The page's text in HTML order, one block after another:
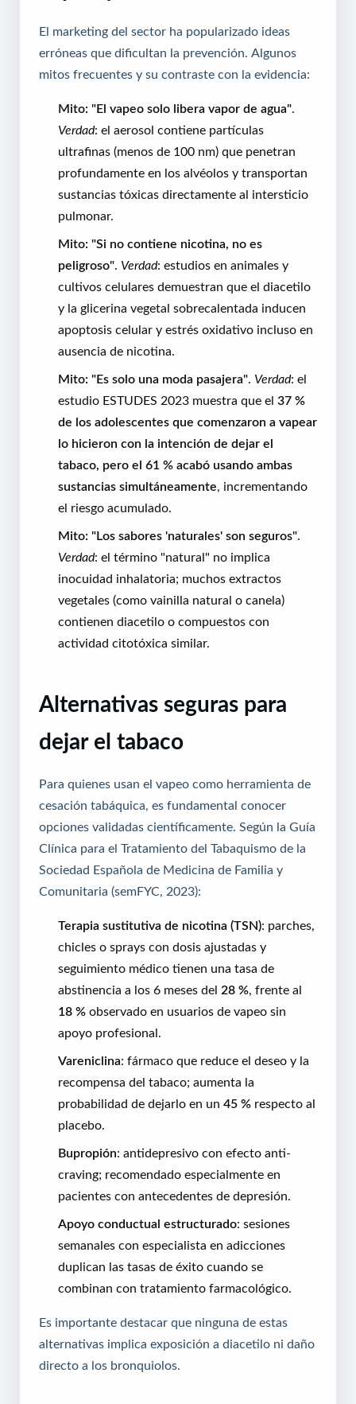
El marketing del sector ha popularizado ideas
erróneas que dificultan la prevención. Algunos
mitos frecuentes y su contraste con la evidencia:
Mito: "El vapeo solo libera vapor de agua"
Verdad: el aerosol contiene partículas
ultrafinas (menos de 100 nm) que penetran
profundamente en los alvéolos y transportan
sustancias tóxicas directamente al intersticio
pulmonar.
Mito: "Si no contiene nicotina, no es
peligroso" Verdad: estudios en animales y
cultivos celulares demuestran que el diacetilo
y la glicerina vegetal sobrecalentada inducen
apoptosis celular y estrés oxidativo incluso en
ausencia de nicotina.
Mito: "Es solo una moda pasajera" Verdad: el
estudio ESTUDES 2023 muestra que el 37 %
de los adolescentes que comenzaron a vapear
lo hicieron con la intención de dejar el
tabaco, pero el 61 % acabó usando ambas
sustancias simultáneamente , incrementando
el riesgo acumulado.
Mito: "Los sabores 'naturales' son seguros"
Verdad: el término "natural" no implica
inocuidad inhalatoria; muchos extractos
vegetales (como vainilla natural o canela)
contienen diacetilo o compuestos con
actividad citotóxica similar.
Alternativas seguras para
dejar el tabaco
Para quienes usan el vapeo como herramienta de
cesación tabáquica, es fundamental conocer
opciones validadas científicamente. Según la Guía
Clínica para el Tratamiento del Tabaquismo de la
Sociedad Española de Medicina de Familia y
Comunitaria (semFYC, 2023):
Terapia sustitutiva de nicotina (TSN): parches,
chicles o sprays con dosis ajustadas y
seguimiento médico tienen una tasa de
abstinencia a los 6 meses del 28 % , frente al
18 % observado en usuarios de vapeo sin
apoyo profesional.
Vareniclina: fármaco que reduce el deseo y la
recompensa del tabaco; aumenta la
probabilidad de dejarlo en un 45 % respecto al
placebo.
Bupropión: antidepresivo con efecto anti-
craving; recomendado especialmente en
pacientes con antecedentes de depresión.
Apoyo conductual estructurado: sesiones
semanales con especialista en adicciones
duplican las tasas de éxito cuando se
combinan con tratamiento farmacológico.
Es importante destacar que ninguna de estas
alternativas implica exposición a diacetilo ni daño
directo a los bronquiolos.